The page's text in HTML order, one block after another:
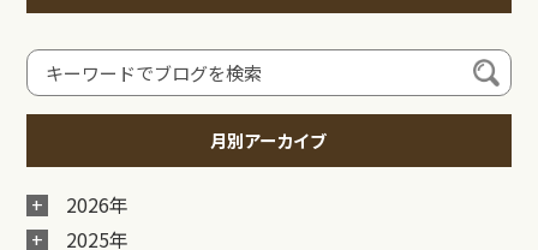
月別アーカイブ
2026年
2025年